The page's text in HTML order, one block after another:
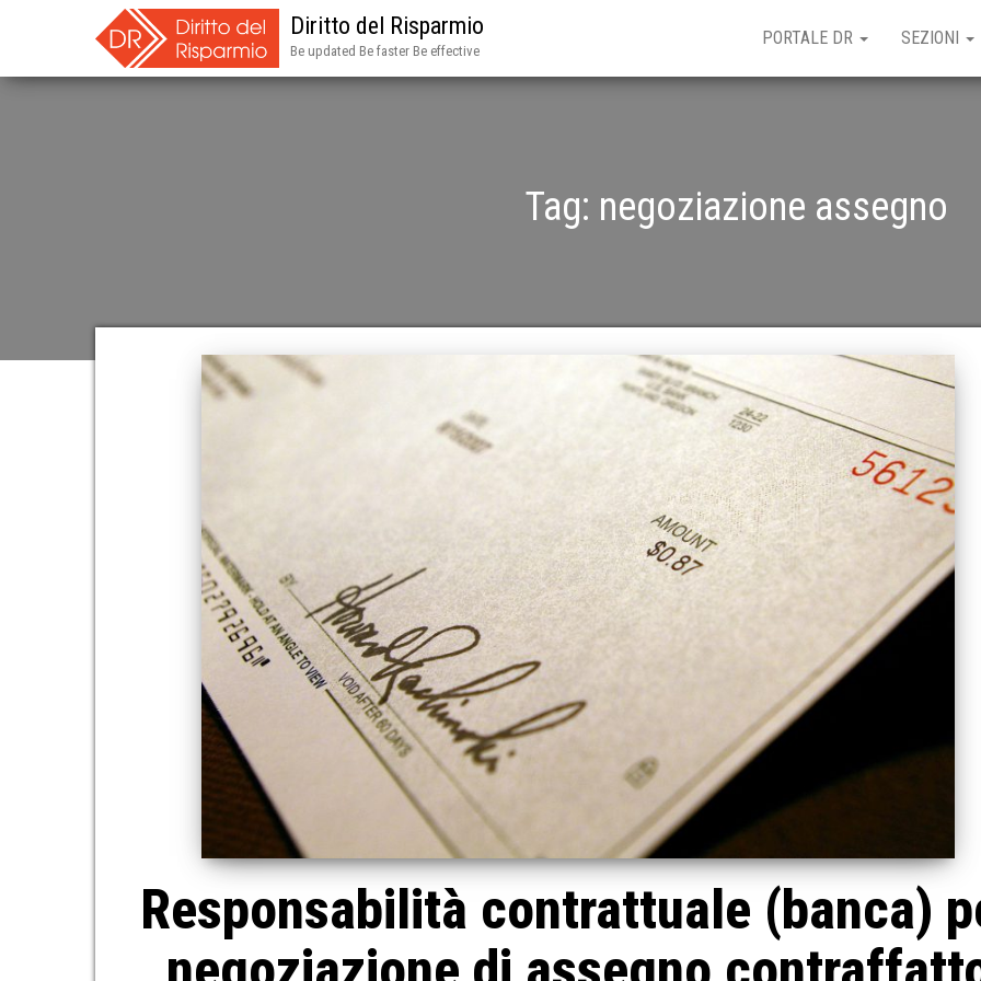
Diritto del Risparmio
Be updated Be faster Be effective
PORTALE DR SEZIONI
Tag: negoziazione assegno
Responsabilità contrattuale (banca)